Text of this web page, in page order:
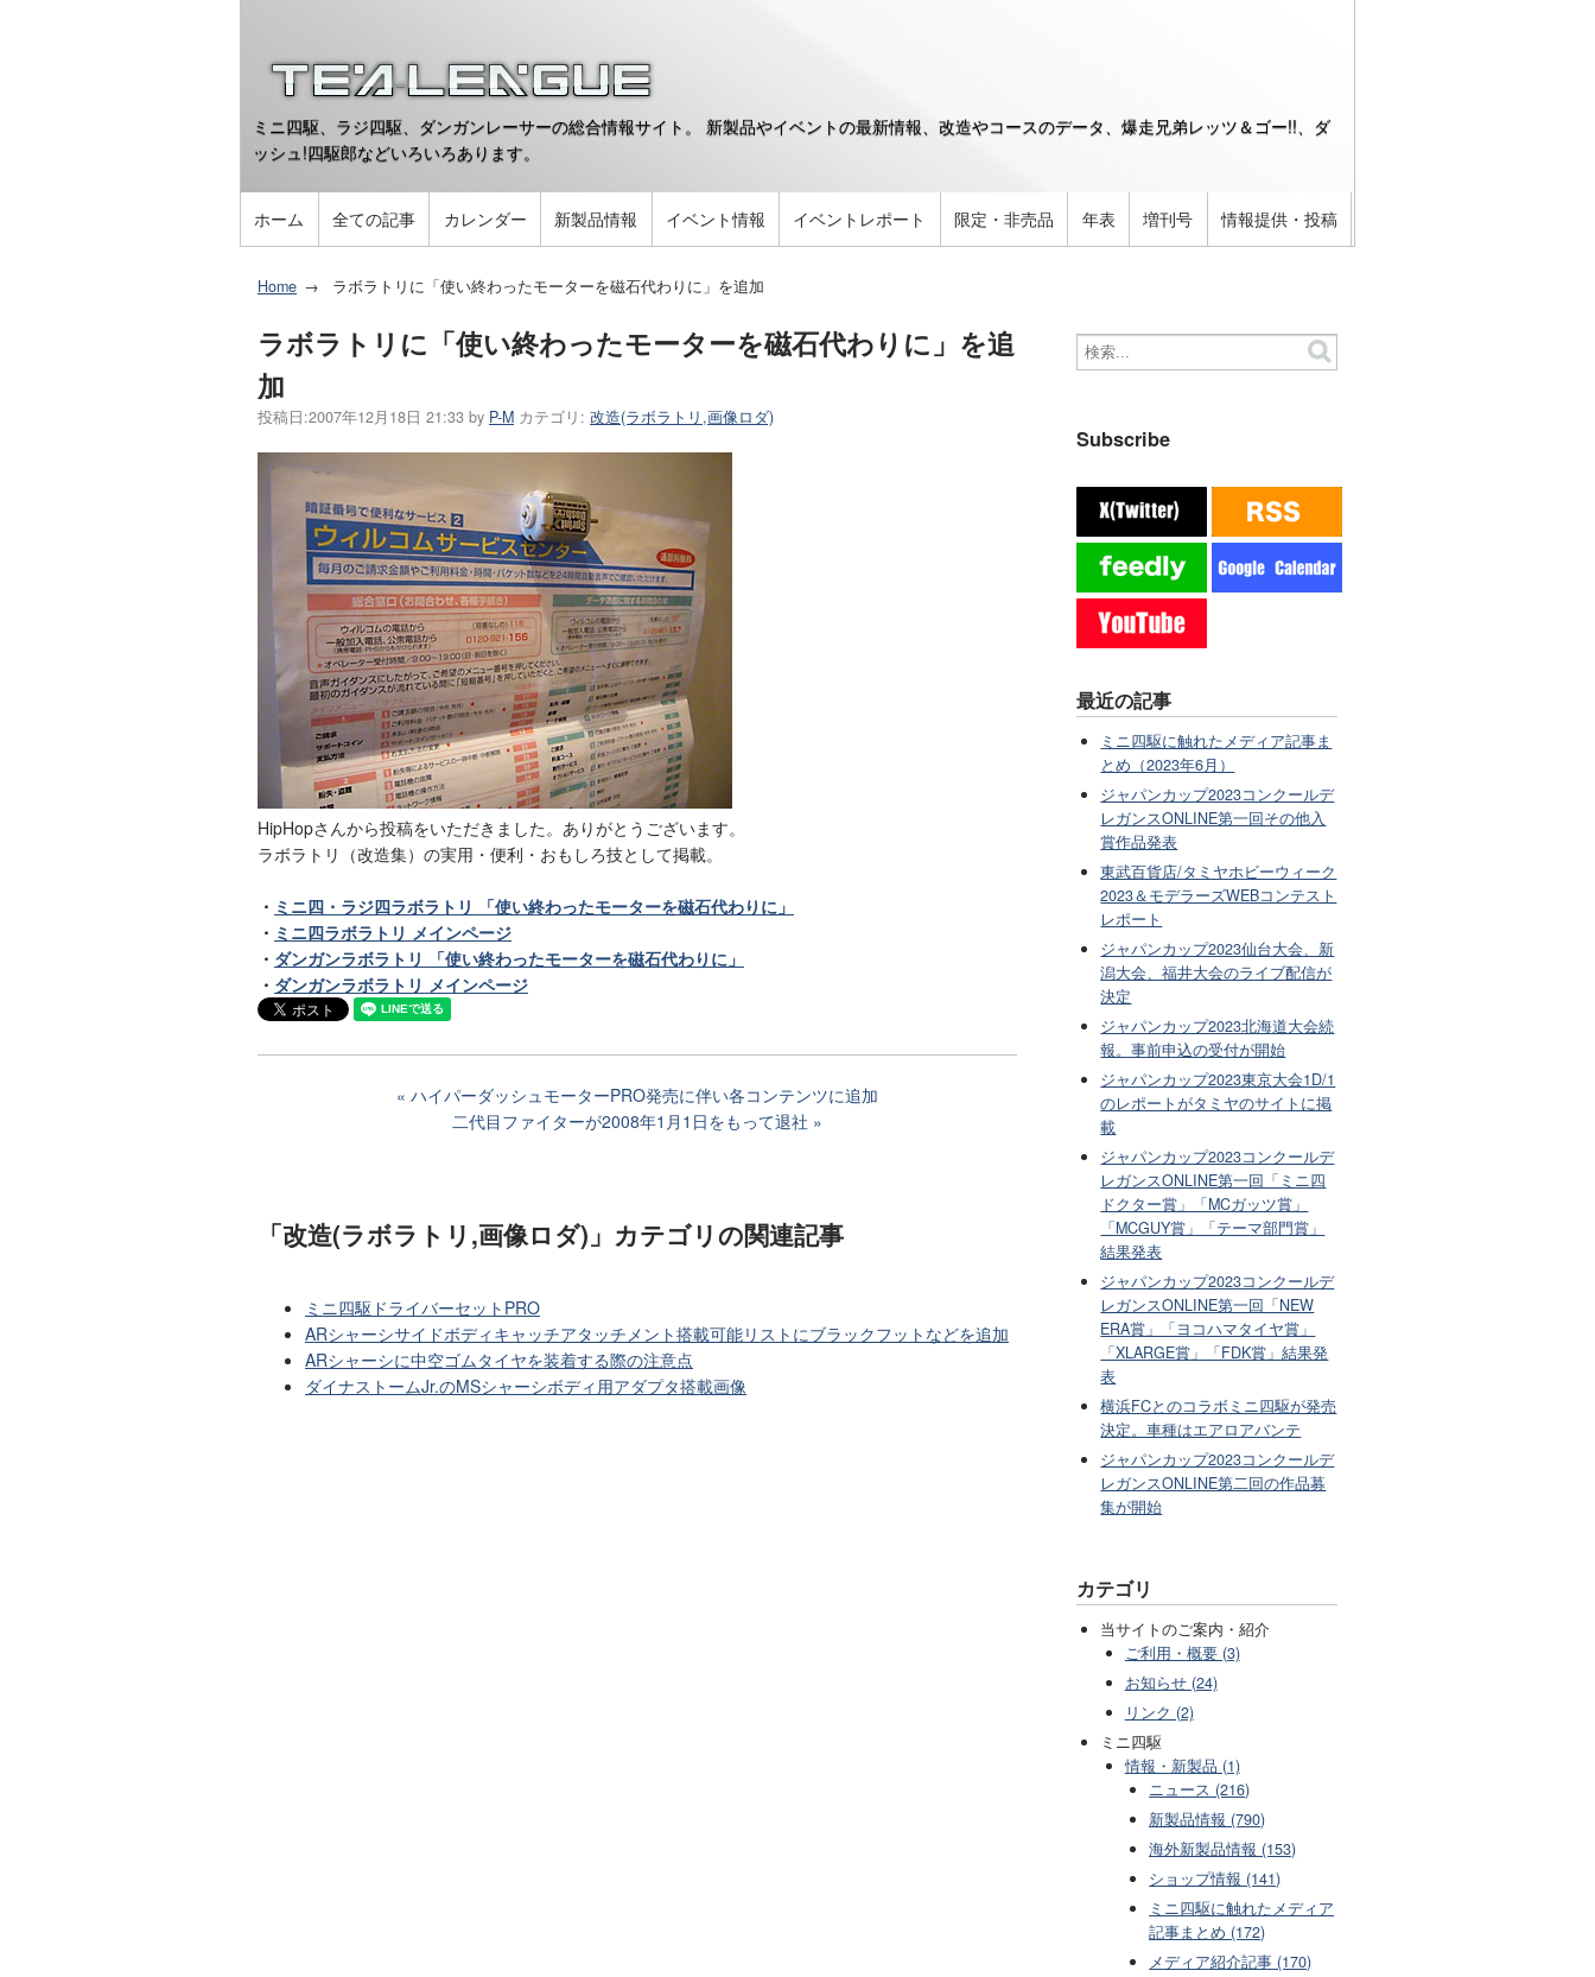
ミニ四駆、ラジ四駆、ダンガンレーサーの総合情報サイト。 新製品やイベントの最新情報、改造やコースのデータ、爆走兄弟レッツ＆ゴー!!、ダ
ッシュ!四駆郎などいろいろあります。
ホーム 全ての記事 カレンダー 新製品情報 イベント情報 イベントレポート 限定・非売品 年表 増刊号 情報提供・投稿
Home ラボラトリに「使い終わったモーターを磁石代わりに」を追加
ラボラトリに「使い終わったモーターを磁石代わりに」を追
加
投稿日:2007年12月18日 21:33 by P-M カテゴリ: 改造(ラボラトリ,画像ロダ)
HipHopさんから投稿をいただきました。ありがとうございます。
ラボラトリ（改造集）の実用・便利・おもしろ技として掲載。
・ ミニ四・ラジ四ラボラトリ 「使い終わったモーターを磁石代わりに」
・ ミニ四ラボラトリ メインページ
・ ダンガンラボラトリ 「使い終わったモーターを磁石代わりに」
・ ダンガンラボラトリ メインページ
ハイパーダッシュモーターPRO発売に伴い各コンテンツに追加
二代目ファイターが2008年1月1日をもって退社
「改造(ラボラトリ,画像ロダ)」カテゴリの関連記事
ミニ四駆ドライバーセットPRO
ARシャーシサイドボディキャッチアタッチメント搭載可能リストにブラックフットなどを追加
ARシャーシに中空ゴムタイヤを装着する際の注意点
ダイナストームJr.のMSシャーシボディ用アダプタ搭載画像
Subscribe
最近の記事
ミニ四駆に触れたメディア記事ま
とめ（2023年6月）
ジャパンカップ2023コンクールデ
レガンスONLINE第一回その他入
賞作品発表
東武百貨店/タミヤホビーウィーク
2023＆モデラーズWEBコンテスト
レポート
ジャパンカップ2023仙台大会、新
潟大会、福井大会のライブ配信が
決定
ジャパンカップ2023北海道大会続
報。事前申込の受付が開始
ジャパンカップ2023東京大会1D/1
のレポートがタミヤのサイトに掲
載
ジャパンカップ2023コンクールデ
レガンスONLINE第一回「ミニ四
ドクター賞」「MCガッツ賞」
「MCGUY賞」「テーマ部門賞」
結果発表
ジャパンカップ2023コンクールデ
レガンスONLINE第一回「NEW
ERA賞」「ヨコハマタイヤ賞」
「XLARGE賞」「FDK賞」結果発
表
横浜FCとのコラボミニ四駆が発売
決定。車種はエアロアバンテ
ジャパンカップ2023コンクールデ
レガンスONLINE第二回の作品募
集が開始
カテゴリ
当サイトのご案内・紹介
ご利用・概要 (3)
お知らせ (24)
リンク (2)
ミニ四駆
情報・新製品 (1)
ニュース (216)
新製品情報 (790)
海外新製品情報 (153)
ショップ情報 (141)
ミニ四駆に触れたメディア
記事まとめ (172)
メディア紹介記事 (170)